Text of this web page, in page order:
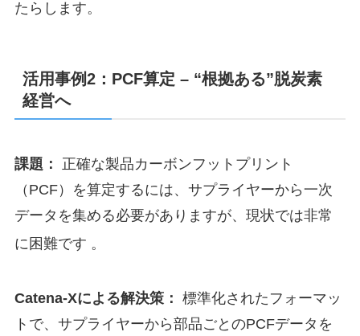
たらします。
活用事例2：PCF算定 – “根拠ある”脱炭素
経営へ
課題：
正確な製品カーボンフットプリント
（PCF）を算定するには、サプライヤーから一次
データを集める必要がありますが、現状では非常
に困難です 。
Catena-Xによる解決策： 標準化されたフォーマッ
トで、サプライヤーから部品ごとのPCFデータを